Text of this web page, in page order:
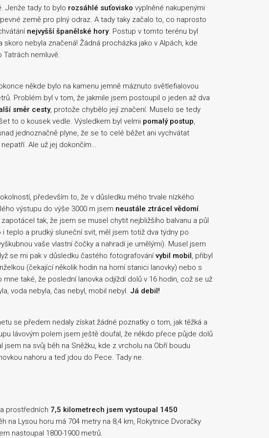
Jenže tady to bylo rozsáhlé suťovisko vyplněné nakupenými
země pro plný odraz. A tady taky začalo to, co naprosto
nejvyšší španělské hory. Postup v tomto terénu byl
nebyla značená! Žádná procházka jako v Alpách, kde
Tatrách nemluvě.
někde bylo na kamenu jemně máznuto světlefialovou
Problém byl v tom, že jakmile jsem postoupil o jeden až dva
směr cesty, protože chybělo její značení. Muselo se tedy
to o kousek vedle. Výsledkem byl velmi pomalý postup,
jednoznačně plyne, že se to celé běžet ani vychvátat
Ale už jej dokončím…
především to, že v důsledku mého trvale nízkého
výstupu do výše 3000 m jsem neustále ztrácel vědomí.
tak, že jsem se musel chytit nejbližšího balvanu a půl
teplo a prudký sluneční svit, měl jsem totiž dva týdny po
vaše vlastní čočky a nahradí je umělými). Musel jsem
se mi pak v důsledku častého fotografovánívybil mobil, přibyl
(čekající několik hodin na horní stanici lanovky) nebo s
mne také, že poslední lanovka odjíždí dolů v 16 hodin, což se už
voda nebyla, čas nebyl, mobil nebyl. Já debil!
se předem nedaly získat žádné poznatky o tom, jak těžká a
lávovým polem jsem ještě doufal, že někdo přece půjde dolů
na svůj běh na Sněžku, kde z vrcholu na Obří boudu
nahoru a teď jdou do Pece. Tady ne.
prostředních 7,5 kilometrech jsem vystoupal 1450
na Lysou horu má 704 metry na 8,4 km, Rokytnice Dvoračky
nastoupal 1800-1900 metrů.